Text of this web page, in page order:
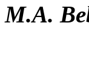
М.А.